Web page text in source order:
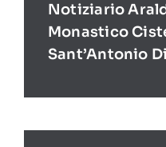
Notiziario
Monastico
Sant’Antonio